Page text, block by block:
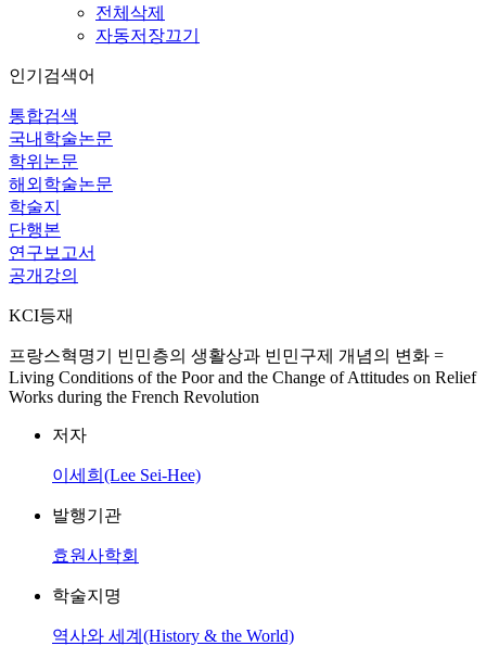
전체삭제
자동저장끄기
인기검색어
통합검색
국내학술논문
학위논문
해외학술논문
학술지
단행본
연구보고서
공개강의
KCI등재
프랑스혁명기 빈민층의 생활상과 빈민구제 개념의 변화 =
Living Conditions of the Poor and the Change of Attitudes on Relief
Works during the French Revolution
저자
이세희(Lee Sei-Hee)
발행기관
효원사학회
학술지명
역사와 세계(History & the World)